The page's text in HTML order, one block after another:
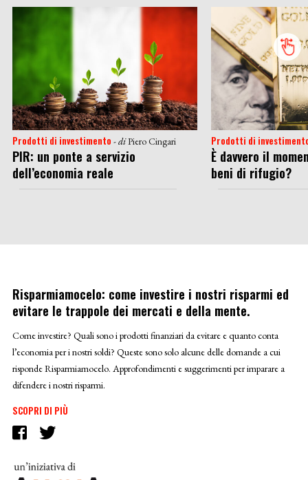
Prodotti di investimento - diPiero Cingari
PIR: un ponte a servizio
dell’economia reale
Prodotti di
È davvero il
beni di rifugio?
Risparmiamocelo: come investire i nostri risparmi ed
evitare le trappole dei mercati e della mente.
Come investire? Quali sono i prodotti finanziari da evitare e quanto conta
l’economia per i nostri soldi? Queste sono solo alcune delle domande a cui
risponde Risparmiamocelo. Approfondimenti e suggerimenti per imparare a
difendere i nostri risparmi.
SCOPRI DI PIÙ